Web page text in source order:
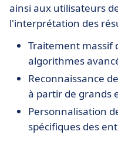
ainsi aux utilisateurs
l'interprétation des
Traitement massif
algorithmes
Reconnaissance
à partir de grands
Personnalisation
spécifiques des